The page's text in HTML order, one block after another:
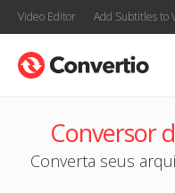
Video Editor Add Subtitles to
Conversor
Converta seus